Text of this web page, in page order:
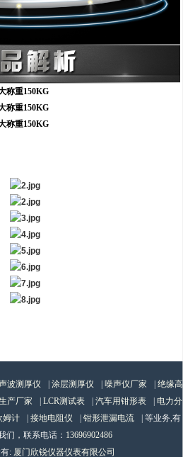
称重150KG
称重150KG
称重150KG
波测厚仪 涂层测厚仪 噪声仪厂家
绝缘高
产厂家 LCR测试表 汽车用钳形表
电力分
姆计 接地电阻仪 钳形泄漏电流
| 等业务,有
们，联系电话： 13696902486
: 厦门欣锐仪器仪表有限公司